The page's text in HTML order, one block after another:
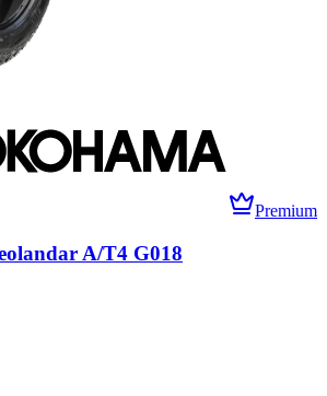
Premium
A/T4 G018